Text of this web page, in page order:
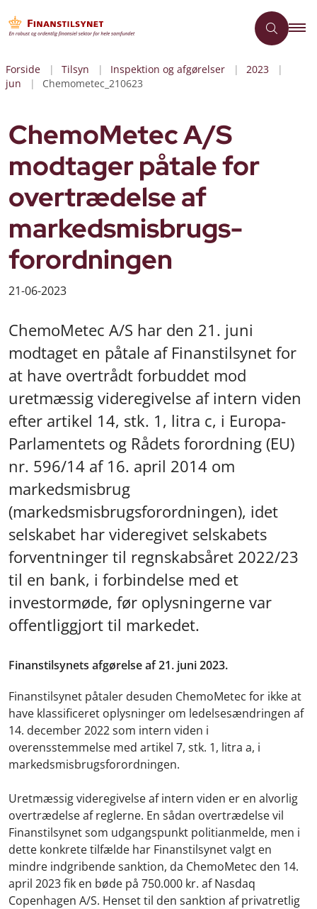
Forside Tilsyn Inspektion og afgørelser
2023
jun
Chemometec_210623
ChemoMetec A/S
modtager påtale for
overtrædelse af
markedsmisbrugs-
forordningen
21-06-2023
ChemoMetec A/S har den 21. juni
modtaget en påtale af Finanstilsynet for
at have overtrådt forbuddet mod
uretmæssig videregivelse af intern viden
efter artikel 14, stk. 1, litra c, i Europa-
Parlamentets og Rådets forordning (EU)
nr. 596/14 af 16. april 2014 om
markedsmisbrug
(markedsmisbrugsforordningen), idet
selskabet har videregivet selskabets
forventninger til regnskabsåret 2022/23
til en bank, i forbindelse med et
investormøde, før oplysningerne var
offentliggjort til markedet.
Finanstilsynets afgørelse af 21. juni 2023.
Finanstilsynet påtaler desuden ChemoMetec for ikke at
have klassificeret oplysninger om ledelsesændringen af
14. december 2022 som intern viden i
overensstemmelse med artikel 7, stk. 1, litra a, i
markedsmisbrugsforordningen.
Uretmæssig videregivelse af intern viden er en alvorlig
overtrædelse af reglerne. En sådan overtrædelse vil
Finanstilsynet som udgangspunkt politianmelde, men i
dette konkrete tilfælde har Finanstilsynet valgt en
mindre indgribende sanktion, da ChemoMetec den 14.
april 2023 fik en bøde på 750.000 kr. af Nasdaq
Copenhagen A/S. Henset til den sanktion af privatretlig